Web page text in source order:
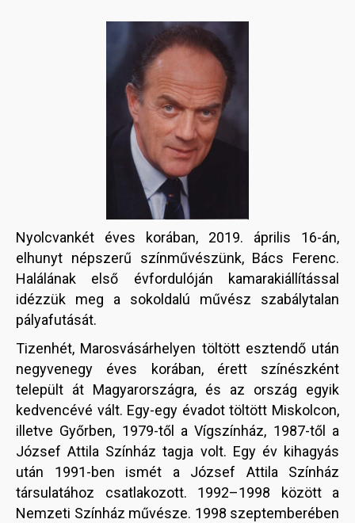
Nyolcvankét éves korában, 2019. április 16-án,
elhunyt népszerű színművészünk, Bács Ferenc.
Halálának első évfordulóján kamarakiállítással
idézzük meg a sokoldalú művész szabálytalan
pályafutását.
Tizenhét, Marosvásárhelyen töltött esztendő után
negyvenegy éves korában, érett színészként
települt át Magyarországra, és az ország egyik
kedvencévé vált. Egy-egy évadot töltött Miskolcon,
illetve Győrben, 1979-től a Vígszínház, 1987-től a
József Attila Színház tagja volt. Egy év kihagyás
után 1991-ben ismét a József Attila Színház
társulatához csatlakozott. 1992–1998 között a
Nemzeti Színház művésze. 1998 szeptemberében